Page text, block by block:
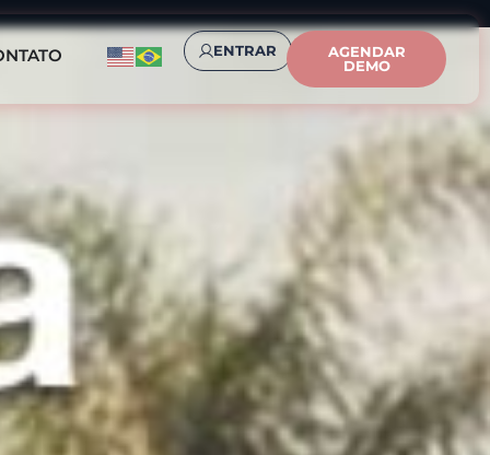
ENTRAR
AGENDAR
DEMO